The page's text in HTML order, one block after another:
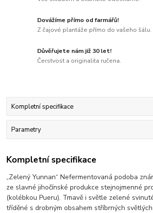
Dovážíme přímo od farmářů!
Z čajové plantáže přímo do vašeho šálu.
Důvěřujete nám již 30 let!
Čerstvost a originalita ručena.
Kompletní specifikace
Parametry
Kompletní specifikace
„Zelený Yunnan“ Nefermentovaná podoba
ze slavné jihočínské produkce stejnojmenné
(kolébkou Pueru). Tmavě i světle zelené
tříděné s drobným obsahem stříbrných